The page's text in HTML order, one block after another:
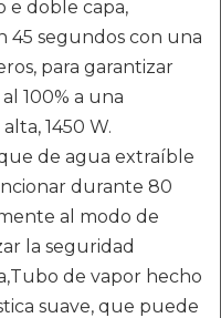
e doble capa,
45 segundos con una
para garantizar
100% a una
1450 W.
de agua extraíble
durante 80
al modo de
la seguridad
de vapor hecho
suave, que puede